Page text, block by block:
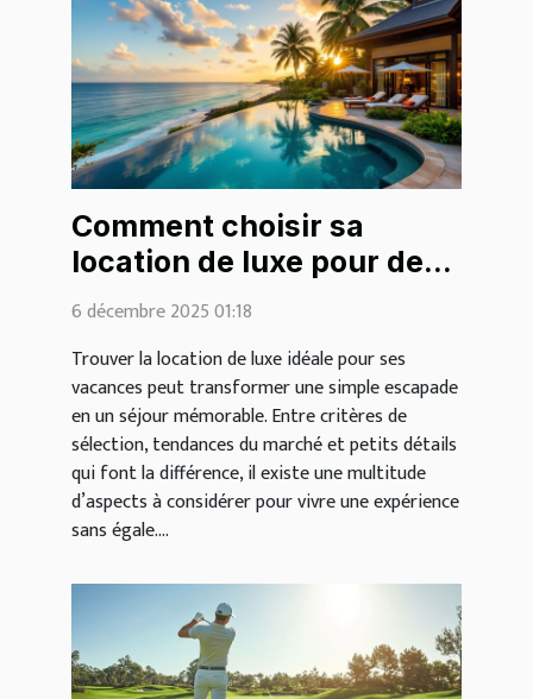
Comment choisir sa
location de luxe pour des
vacances inoubliables ?
6 décembre 2025 01:18
Trouver la location de luxe idéale pour ses
vacances peut transformer une simple escapade
en un séjour mémorable. Entre critères de
sélection, tendances du marché et petits détails
qui font la différence, il existe une multitude
d’aspects à considérer pour vivre une expérience
sans égale....